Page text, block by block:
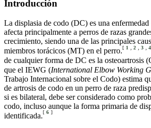
Introducción
La displasia de codo (DC) es una
afecta principalmente a perros de razas
crecimiento, siendo una de las principales
miembros torácicos (MT) en el perro.[ 1 2 3 4
de cualquier forma de DC es la osteoartrosis
que el IEWG (International Elbow Working
Trabajo Internacional sobre el Codo) estima
de artrosis de codo en un perro de raza
si es bilateral, debe ser considerado como
codo, incluso aunque la forma primaria de
identificada.[ 6 ]